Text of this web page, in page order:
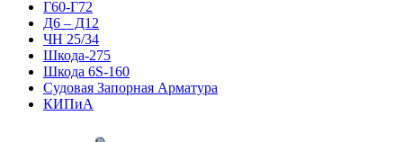
Г60-Г72
Д6 – Д12
ЧН 25/34
Шкода-275
Шкода 6S-160
Судовая Запорная Арматура
КИПиА